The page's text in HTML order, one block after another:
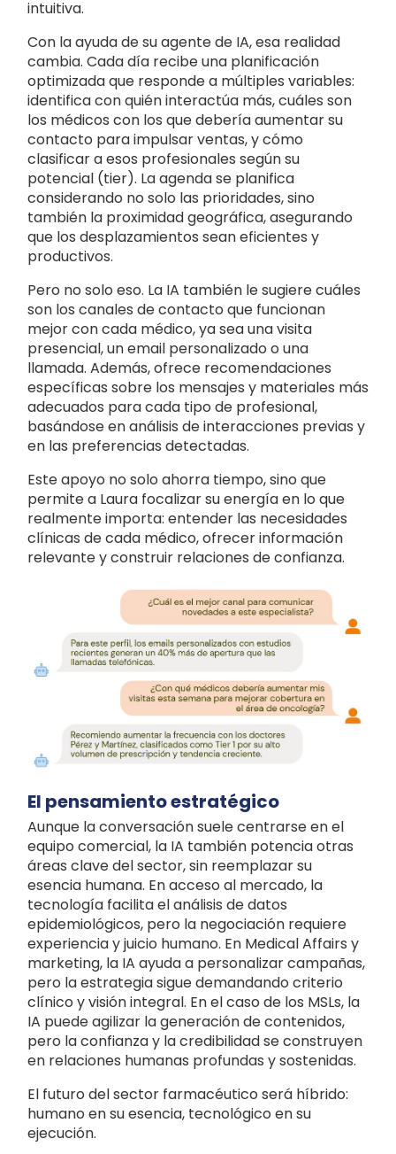
intuitiva.
Con la ayuda de su agente de IA, esa realidad
cambia. Cada día recibe una planificación
optimizada que responde a múltiples variables:
identifica con quién interactúa más, cuáles son
los médicos con los que debería aumentar su
contacto para impulsar ventas, y cómo
clasificar a esos profesionales según su
potencial (tier). La agenda se planifica
considerando no solo las prioridades, sino
también la proximidad geográfica, asegurando
que los desplazamientos sean eficientes y
productivos.
Pero no solo eso. La IA también le sugiere cuáles
son los canales de contacto que funcionan
mejor con cada médico, ya sea una visita
presencial, un email personalizado o una
llamada. Además, ofrece recomendaciones
específicas sobre los mensajes y materiales más
adecuados para cada tipo de profesional,
basándose en análisis de interacciones previas y
en las preferencias detectadas.
Este apoyo no solo ahorra tiempo, sino que
permite a Laura focalizar su energía en lo que
realmente importa: entender las necesidades
clínicas de cada médico, ofrecer información
relevante y construir relaciones de confianza.
El pensamiento estratégico
Aunque la conversación suele centrarse en el
equipo comercial, la IA también potencia otras
áreas clave del sector, sin reemplazar su
esencia humana. En acceso al mercado, la
tecnología facilita el análisis de datos
epidemiológicos, pero la negociación requiere
experiencia y juicio humano. En Medical Affairs y
marketing, la IA ayuda a personalizar campañas,
pero la estrategia sigue demandando criterio
clínico y visión integral. En el caso de los MSLs, la
IA puede agilizar la generación de contenidos,
pero la confianza y la credibilidad se construyen
en relaciones humanas profundas y sostenidas.
El futuro del sector farmacéutico será híbrido:
humano en su esencia, tecnológico en su
ejecución.